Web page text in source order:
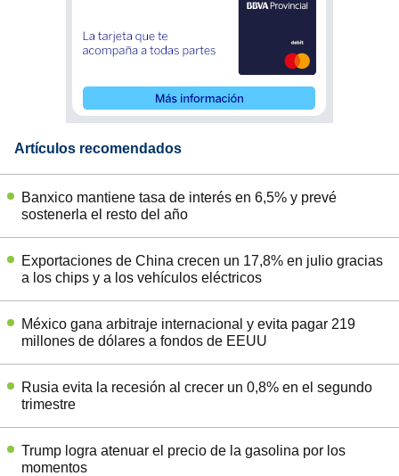
Artículos recomendados
Banxico mantiene tasa de interés en 6,5% y prevé
sostenerla el resto del año
Exportaciones de China crecen un 17,8% en julio gracias
a los chips y a los vehículos eléctricos
México gana arbitraje internacional y evita pagar 219
millones de dólares a fondos de EEUU
Rusia evita la recesión al crecer un 0,8% en el segundo
trimestre
Trump logra atenuar el precio de la gasolina por los
momentos